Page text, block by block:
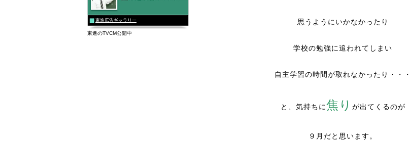
思うようにいかなかったり
学校の勉強に追われてしまい
自主学習の時間が取れなかったり・・・
と、気持ちに焦り が出てくるのが
９月だと思います。
東進広告ギャラリー
東進のTVCM公開中